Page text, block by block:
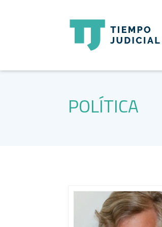
POLÍTICA